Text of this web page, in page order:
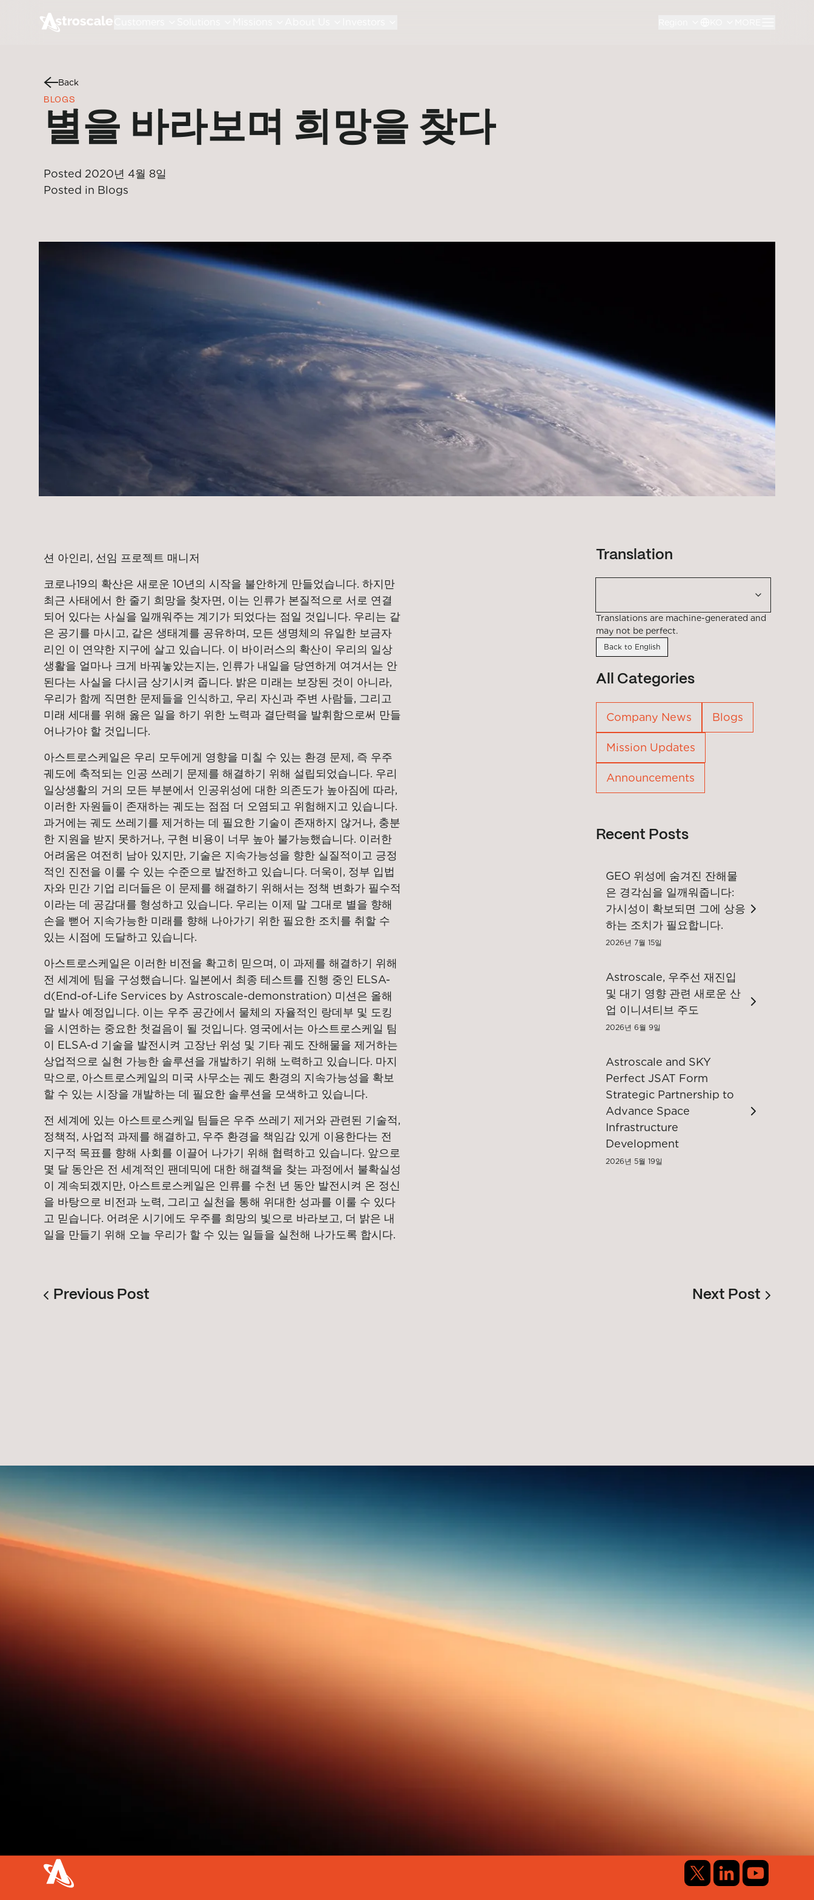
Back
BLOGS
별을 바라보며 희망을 찾다
Posted 2020년 4월 8일
Posted in Blogs
션 아인리, 선임 프로젝트 매니저
코로나19의 확산은 새로운 10년의 시작을 불안하게 만들었습니다. 하지만
최근 사태에서 한 줄기 희망을 찾자면, 이는 인류가 본질적으로 서로 연결
되어 있다는 사실을 일깨워주는 계기가 되었다는 점일 것입니다. 우리는 같
은 공기를 마시고, 같은 생태계를 공유하며, 모든 생명체의 유일한 보금자
리인 이 연약한 지구에 살고 있습니다. 이 바이러스의 확산이 우리의 일상
생활을 얼마나 크게 바꿔놓았는지는, 인류가 내일을 당연하게 여겨서는 안
된다는 사실을 다시금 상기시켜 줍니다. 밝은 미래는 보장된 것이 아니라,
우리가 함께 직면한 문제들을 인식하고, 우리 자신과 주변 사람들, 그리고
미래 세대를 위해 옳은 일을 하기 위한 노력과 결단력을 발휘함으로써 만들
어나가야 할 것입니다.
아스트로스케일은 우리 모두에게 영향을 미칠 수 있는 환경 문제, 즉 우주
궤도에 축적되는 인공 쓰레기 문제를 해결하기 위해 설립되었습니다. 우리
일상생활의 거의 모든 부분에서 인공위성에 대한 의존도가 높아짐에 따라,
이러한 자원들이 존재하는 궤도는 점점 더 오염되고 위험해지고 있습니다.
과거에는 궤도 쓰레기를 제거하는 데 필요한 기술이 존재하지 않거나, 충분
한 지원을 받지 못하거나, 구현 비용이 너무 높아 불가능했습니다. 이러한
어려움은 여전히 남아 있지만, 기술은 지속가능성을 향한 실질적이고 긍정
적인 진전을 이룰 수 있는 수준으로 발전하고 있습니다. 더욱이, 정부 입법
자와 민간 기업 리더들은 이 문제를 해결하기 위해서는 정책 변화가 필수적
이라는 데 공감대를 형성하고 있습니다. 우리는 이제 말 그대로 별을 향해
손을 뻗어 지속가능한 미래를 향해 나아가기 위한 필요한 조치를 취할 수
있는 시점에 도달하고 있습니다.
아스트로스케일은 이러한 비전을 확고히 믿으며, 이 과제를 해결하기 위해
전 세계에 팀을 구성했습니다. 일본에서 최종 테스트를 진행 중인 ELSA-
d(End-of-Life Services by Astroscale-demonstration) 미션은 올해
말 발사 예정입니다. 이는 우주 공간에서 물체의 자율적인 랑데부 및 도킹
을 시연하는 중요한 첫걸음이 될 것입니다. 영국에서는 아스트로스케일 팀
이 ELSA-d 기술을 발전시켜 고장난 위성 및 기타 궤도 잔해물을 제거하는
상업적으로 실현 가능한 솔루션을 개발하기 위해 노력하고 있습니다. 마지
막으로, 아스트로스케일의 미국 사무소는 궤도 환경의 지속가능성을 확보
할 수 있는 시장을 개발하는 데 필요한 솔루션을 모색하고 있습니다.
전 세계에 있는 아스트로스케일 팀들은 우주 쓰레기 제거와 관련된 기술적,
정책적, 사업적 과제를 해결하고, 우주 환경을 책임감 있게 이용한다는 전
지구적 목표를 향해 사회를 이끌어 나가기 위해 협력하고 있습니다. 앞으로
몇 달 동안은 전 세계적인 팬데믹에 대한 해결책을 찾는 과정에서 불확실성
이 계속되겠지만, 아스트로스케일은 인류를 수천 년 동안 발전시켜 온 정신
을 바탕으로 비전과 노력, 그리고 실천을 통해 위대한 성과를 이룰 수 있다
고 믿습니다. 어려운 시기에도 우주를 희망의 빛으로 바라보고, 더 밝은 내
일을 만들기 위해 오늘 우리가 할 수 있는 일들을 실천해 나가도록 합시다.
Translation
Translations are machine-generated and
may not be perfect.
Back to English
All Categories
Company News Blogs
Mission Updates
Announcements
Recent Posts
GEO 위성에 숨겨진 잔해물
은 경각심을 일깨워줍니다:
가시성이 확보되면 그에 상응
하는 조치가 필요합니다.
2026년 7월 15일
Astroscale, 우주선 재진입
및 대기 영향 관련 새로운 산
업 이니셔티브 주도
2026년 6월 9일
Astroscale and SKY
Perfect JSAT Form
Strategic Partnership to
Advance Space
Infrastructure
Development
2026년 5월 19일
Previous Post Next Post